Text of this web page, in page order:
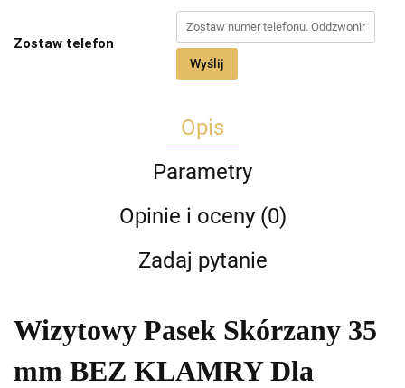
Zostaw telefon
Wyślij
Opis
Parametry
Opinie i oceny (0)
Zadaj pytanie
Wizytowy Pasek Skórzany 35
mm BEZ KLAMRY Dla